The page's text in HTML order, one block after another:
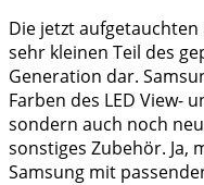
Die jetzt
sehr kleinen Teil des
Generation dar.
Farben des LED View-
sondern auch noch
sonstiges Zubehör. Ja,
Samsung mit